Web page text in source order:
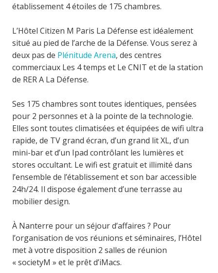
établissement 4 étoiles de 175 chambres.
L’Hôtel Citizen M Paris La Défense est idéalement
situé au pied de l’arche de la Défense. Vous serez à
deux pas de Plénitude Arena, des centres
commerciaux Les 4 temps et Le CNIT et de la station
de RER A La Défense.
Ses 175 chambres sont toutes identiques, pensées
pour 2 personnes et à la pointe de la technologie.
Elles sont toutes climatisées et équipées de wifi ultra
rapide, de TV grand écran, d’un grand lit XL, d’un
mini-bar et d’un Ipad contrôlant les lumières et
stores occultant. Le wifi est gratuit et illimité dans
l’ensemble de l’établissement et son bar accessible
24h/24. Il dispose également d’une terrasse au
mobilier design.
À Nanterre pour un séjour d’affaires ? Pour
l’organisation de vos réunions et séminaires, l’Hôtel
met à votre disposition 2 salles de réunion
« societyM » et le prêt d’iMacs.